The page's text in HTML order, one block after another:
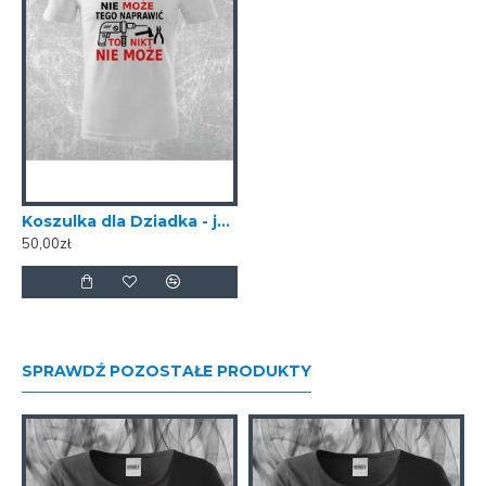
czyli od ramienia do torby 31 cm.
Rączki gwarantują wysoki komfort
noszenia nawet przy dużym
obciążeniu.
pojemna.
Materiał: 100% bawełna
Koszulka dla Dziadka - jeśli Dziadek nie naprawi
50,00zł
SPRAWDŹ POZOSTAŁE PRODUKTY